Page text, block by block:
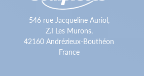
546 rue Jacqueline Auriol,
Z.I Les Murons,
42160 Andrézieux-Bouthéon
France